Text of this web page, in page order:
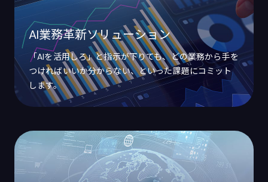
AI業務革新ソリューション
「AIを活用しろ」と指示が下りても、どの業務から手を
つければいいか分からない、といった課題にコミット
します。